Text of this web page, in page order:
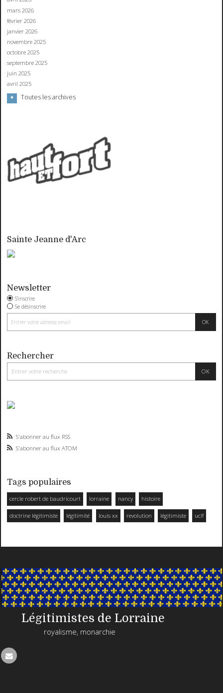
mars 2026
février 2026
janvier 2026
novembre 2025
octobre 2025
septembre 2025
juin 2025
avril 2025
Toutes les archives
Sainte Jeanne d'Arc
Newsletter
S'inscrire
Se désinscrire
Rechercher
S'abonner au flux RSS
S'abonner au flux ATOM
Tags populaires
cercle robert de baudricourt lorraine nancy histoire
doctrine légitimiste légitimité louis xx revolution légitimiste uclf
Légitimistes de Lorraine
royalisme, monarchie